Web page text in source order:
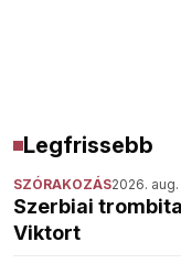
Legfrissebb
SZÓRAKOZÁS2026. aug.
Szerbiai
Viktort